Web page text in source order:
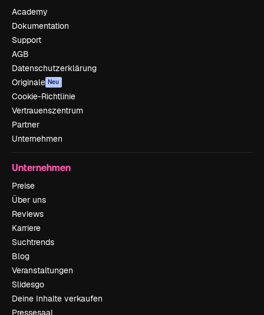
Academy
Dokumentation
Support
AGB
Datenschutzerklärung
Originale Neu
Cookie-Richtlinie
Vertrauenszentrum
Partner
Unternehmen
Unternehmen
Preise
Über uns
Reviews
Karriere
Suchtrends
Blog
Veranstaltungen
Slidesgo
Deine Inhalte verkaufen
Pressesaal